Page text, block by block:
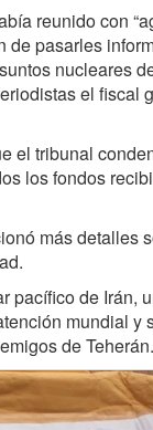
reunido con
de pasarles
nucleares
el fiscal
el tribunal
los fondos
más detalles
pacífico de Irán,
mundial y
de Teherán.